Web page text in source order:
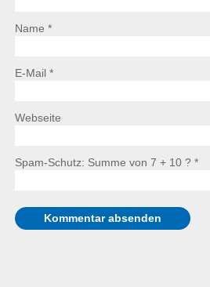
Name *
E-Mail *
Webseite
Spam-Schutz: Summe von 7 + 10 ? *